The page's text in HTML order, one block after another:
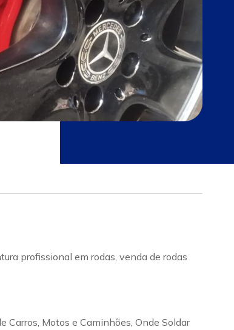
profissional em rodas, venda de rodas
Carros, Motos e Caminhões, Onde Soldar